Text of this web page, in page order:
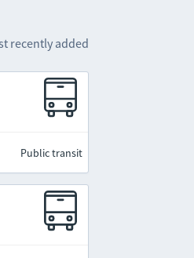
recently added
Public transit